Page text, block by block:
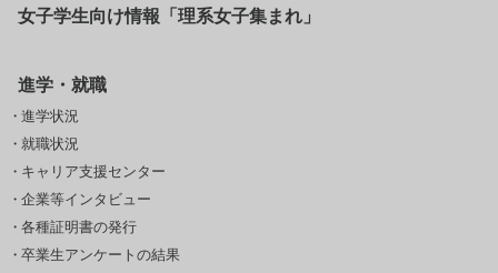
女子学生向け情報「理系女子集まれ」
進学・就職
進学状況
就職状況
キャリア支援センター
企業等インタビュー
各種証明書の発行
卒業生アンケートの結果